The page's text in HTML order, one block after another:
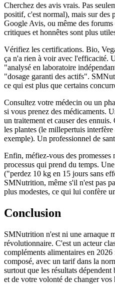
Cherchez des avis vrais. Pas
positif, c'est normal), mais sur des
Google Avis, ou même des
critiques et honnêtes sont plus
Vérifiez les certifications. Bio,
ça n'a rien à voir avec l'efficacité.
"analysé en laboratoire
"dosage garanti des actifs".
ce qui est plus que certains
Consultez votre médecin ou un
si vous prenez des médicaments.
un traitement et causer des
les plantes (le millepertuis
exemple). Un professionnel de
Enfin, méfiez-vous des promesses
processus qui prend du temps.
("perdez 10 kg en 15 jours sans
SMNutrition, même s'il n'est pas
plus modestes, ce qui lui confère
Conclusion
SMNutrition n'est ni une arnaque
révolutionnaire. C'est un acteur
compléments alimentaires en
composé, avec un tarif dans la
surtout que les résultats
et de votre volonté de changer vos